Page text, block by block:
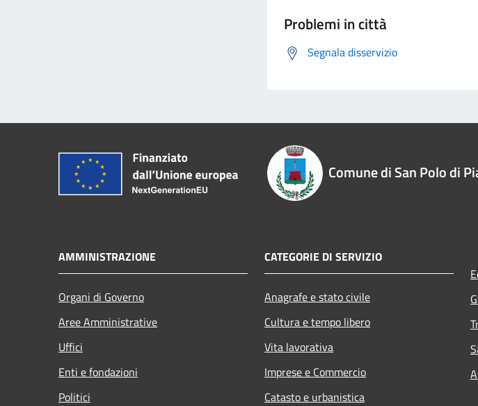
Problemi in città
Segnala disservizio
Comune di San Polo di
AMMINISTRAZIONE
Organi di Governo
Aree Amministrative
Uffici
Enti e fondazioni
Politici
CATEGORIE DI SERVIZIO
Anagrafe e stato civile
Cultura e tempo libero
Vita lavorativa
Imprese e Commercio
Catasto e urbanistica